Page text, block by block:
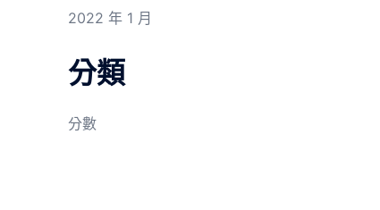
2022 年 1 月
分類
分數